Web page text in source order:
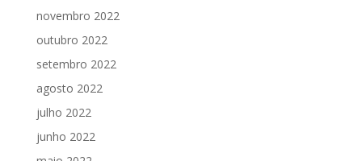
novembro 2022
outubro 2022
setembro 2022
agosto 2022
julho 2022
junho 2022